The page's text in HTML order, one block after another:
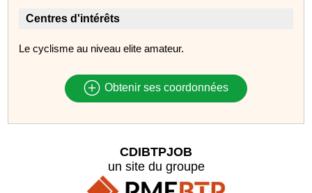
Centres d'intérêts
Le cyclisme au niveau elite amateur.
Obtenir ses coordonnées
CDIBTPJOB
un site du groupe